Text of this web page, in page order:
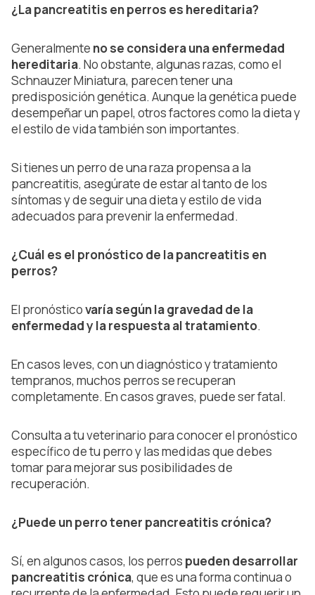
¿La pancreatitis en perros es hereditaria?
Generalmente no se considera una enfermedad
hereditaria. No obstante, algunas razas, como el
Schnauzer Miniatura, parecen tener una
predisposición genética. Aunque la genética puede
desempeñar un papel, otros factores como la dieta y
el estilo de vida también son importantes.
Si tienes un perro de una raza propensa a la
pancreatitis, asegúrate de estar al tanto de los
síntomasy de seguir una dieta y estilo de vida
adecuados para prevenir la enfermedad.
¿Cuál es el pronóstico de la pancreatitis en
perros?
El pronósticovaría según la gravedad de la
enfermedad y la respuesta al tratamiento.
En casos leves, con un diagnóstico y tratamiento
tempranos, muchos perros se recuperan
completamente. En casos graves, puede ser fatal.
Consulta a tu veterinario para conocer el pronóstico
específico de tu perro y las medidas que debes
tomar para mejorar sus posibilidades de
recuperación.
¿Puede un perro tener pancreatitis crónica?
Sí, en algunos casos, los perros pueden desarrollar
pancreatitis crónica, que es una forma continua o